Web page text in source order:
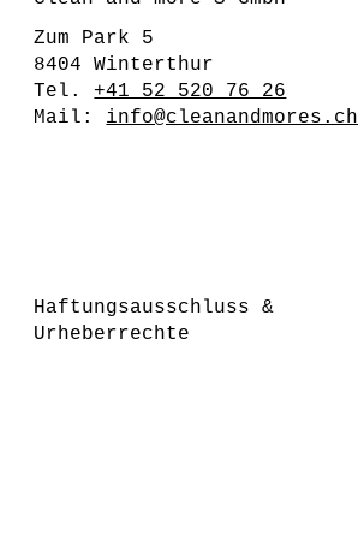
Zum Park 5
8404 Winterthur
Tel.+41 52 520 76 26
Mail: info@cleanandmores.ch
Haftungsausschluss &
Urheberrechte